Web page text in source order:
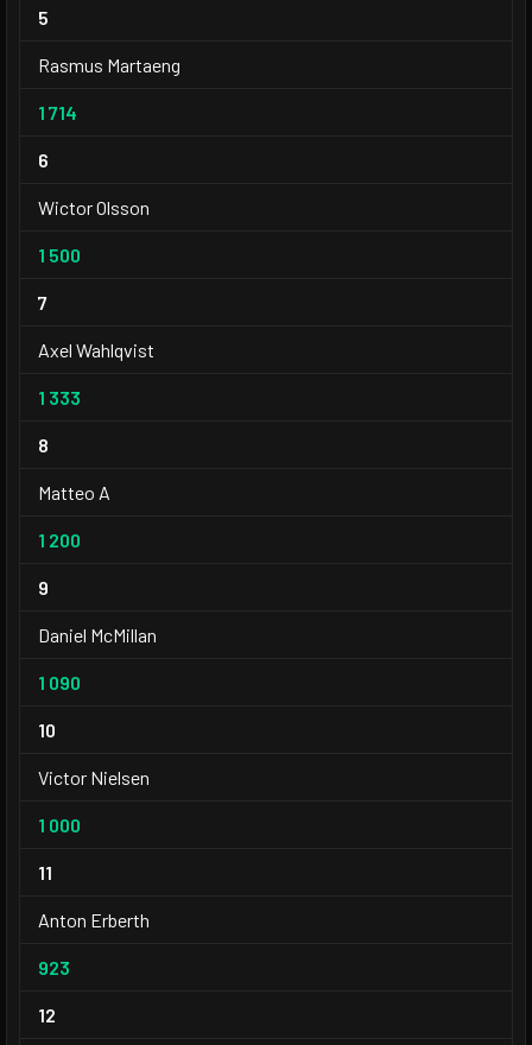
5
Rasmus Martaeng
1 714
6
Wictor Olsson
1 500
7
Axel Wahlqvist
1 333
8
Matteo A
1 200
9
Daniel McMillan
1 090
10
Victor Nielsen
1 000
11
Anton Erberth
923
12